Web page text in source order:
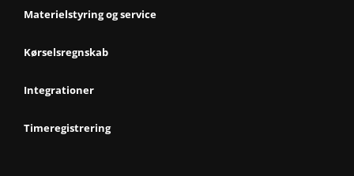
Materielstyring og service
Kørselsregnskab
Integrationer
Timeregistrering